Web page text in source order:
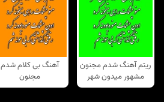
ریتم آهنگ شدم مجنون
مشهور میدون شهر
آهنگ بی کلام شدم
مجنون